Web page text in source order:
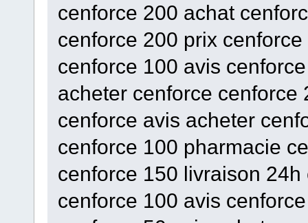
cenforce 200 achat
cenforce 200 prix
cenforce 100 avis
acheter cenforce cenforce
cenforce avis acheter
cenforce 100 pharmacie
cenforce 150 livraison
cenforce 100 avis